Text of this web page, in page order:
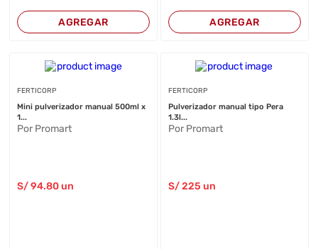
AGREGAR AGREGAR
FERTICORP
Mini pulverizador manual 500ml x
1...
Por Promart
S/94.80 un
FERTICORP
Pulverizador manual tipo Pera
1.3l...
Por Promart
S/225 un